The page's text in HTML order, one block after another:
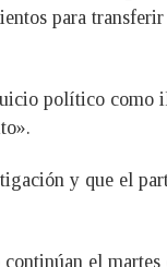
para
político como
y que el
el